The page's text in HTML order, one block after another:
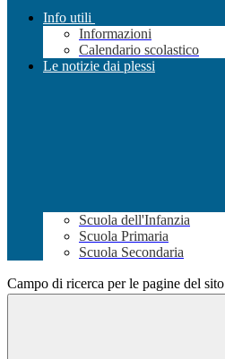
Info utili
Informazioni
Calendario scolastico
Le notizie dai plessi
Scuola dell'Infanzia
Scuola Primaria
Scuola Secondaria
Campo di ricerca per le pagine del sito